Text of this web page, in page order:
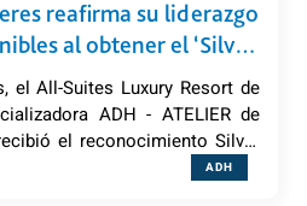
reafirma su liderazgo
al obtener el ‘Silver
otorga EarthCheck
el All-Suites Luxury Resort de
ADH - ATELIER de
el reconocimiento Silver
organización EarthCheck a
ADH